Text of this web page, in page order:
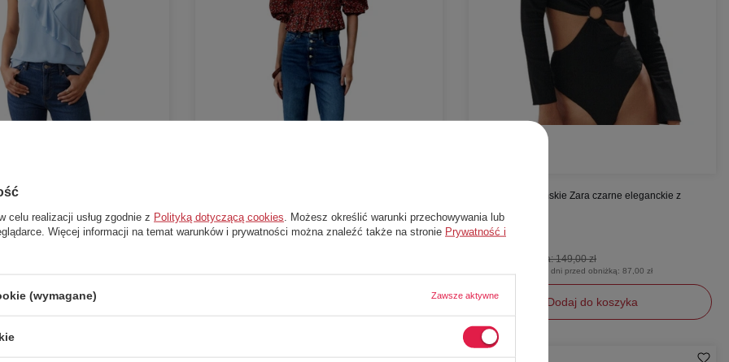
Klein błękitna bez rękawów z
Dodaj do koszyka
Zara
Bluzka body damskie Zara czarne eleganckie z
Zara
Cena katalogowa:149,00 zł
Najniższa cena z 30 dni przed obniżką: 87,00 zł
Dodaj do koszyka
celu realizacji usług zgodnie z Polityką dotyczącą cookies . Możesz określić warunki przechowywania lub
Więcej informacji na temat warunków i prywatności można znaleźć także na stronie Prywatność i
(wymagane) Zawsze aktywne